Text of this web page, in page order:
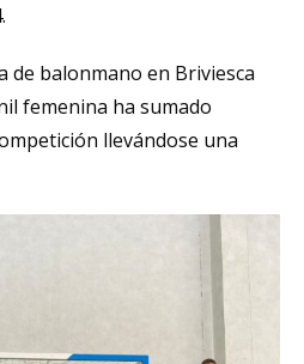
de balonmano en Briviesca
femenina ha sumado
llevándose una